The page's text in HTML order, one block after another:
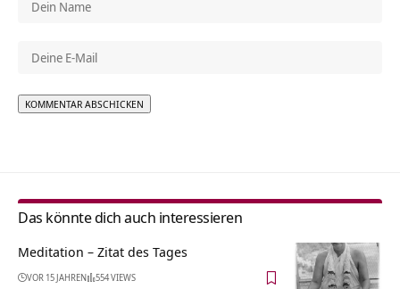
Das könnte dich auch interessieren
Meditation – Zitat des Tages
VOR 15 JAHREN 554 VIEWS